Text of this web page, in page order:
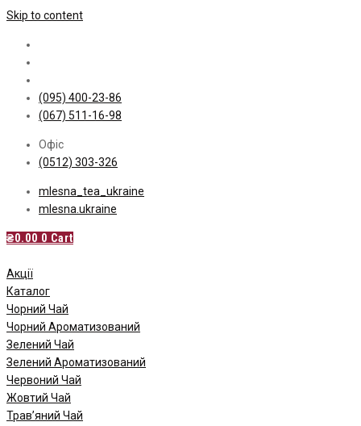
Skip to content
(095) 400-23-86
(067) 511-16-98
Офіс
(0512) 303-326
mlesna_tea_ukraine
mlesna.ukraine
₴0.00 0 Cart
Акції
Каталог
Чорний Чай
Чорний Ароматизований
Зелений Чай
Зелений Ароматизований
Червоний Чай
Жовтий Чай
Трав’яний Чай